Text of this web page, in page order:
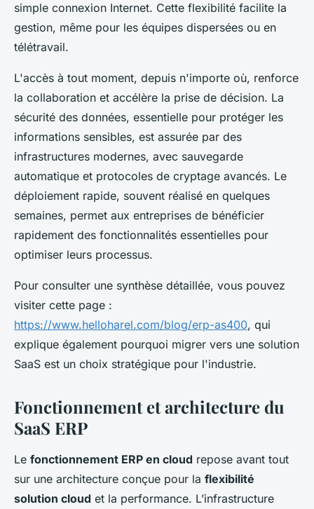
simple connexion Internet. Cette flexibilité facilite la
gestion, même pour les équipes dispersées ou en
télétravail.
L'accès à tout moment, depuis n'importe où, renforce
la collaboration et accélère la prise de décision. La
sécurité des données, essentielle pour protéger les
informations sensibles, est assurée par des
infrastructures modernes, avec sauvegarde
automatique et protocoles de cryptage avancés. Le
déploiement rapide, souvent réalisé en quelques
semaines, permet aux entreprises de bénéficier
rapidement des fonctionnalités essentielles pour
optimiser leurs processus.
Pour consulter une synthèse détaillée, vous pouvez
visiter cette page :
https://www.helloharel.com/blog/erp-as400, qui
explique également pourquoi migrer vers une solution
SaaS est un choix stratégique pour l'industrie.
Fonctionnement et architecture du
SaaS ERP
Le fonctionnement ERP en cloud repose avant tout
sur une architecture conçue pour la flexibilité
solution cloud et la performance. L’infrastructure